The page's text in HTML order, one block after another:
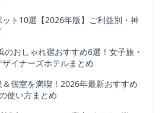
ト10選【2026年版】ご利益別・神
のおしゃれ宿おすすめ6選！女子旅・
イナーズホテルまとめ
個室を満喫！2026年最新おすすめ
使い方まとめ